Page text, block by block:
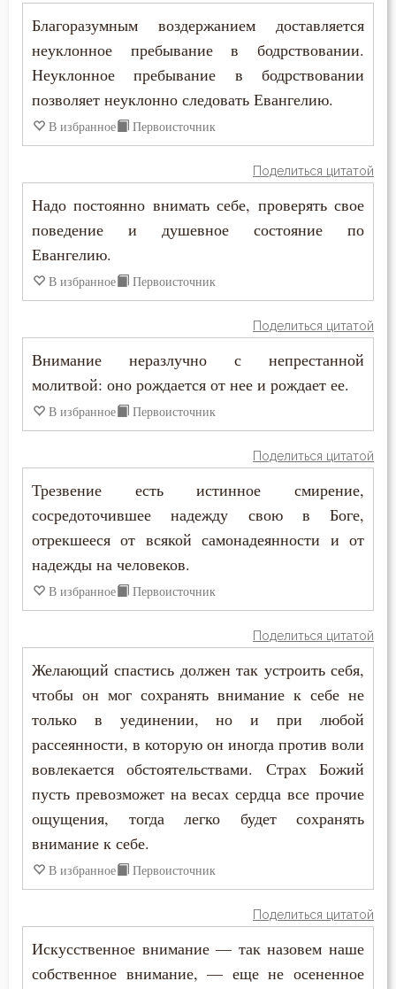
Священники
Сердце
Скромность
Слава
Славолюбие
Служение Богу
Смертная память
Смерть душевная
Смирение
Смысл жизни
Соблазн
Совершенство
Совесть
Совет
Созерцание
Сокрушение
Сомнение
Сон
Сострадание
Спасение
Благоразумным воздержанием доставляется
неуклонное пребывание в бодрствовании.
Неуклонное пребывание в бодрствовании
позволяет неуклонно следовать Евангелию.
В избранное Первоисточник
Поделиться цитатой
Надо постоянно внимать себе, проверять свое
поведение и душевное состояние по
Евангелию.
В избранное Первоисточник
Поделиться цитатой
Внимание неразлучно с непрестанной
молитвой: оно рождается от нее и рождает ее.
В избранное Первоисточник
Поделиться цитатой
Трезвение есть истинное смирение,
сосредоточившее надежду свою в Боге,
отрекшееся от всякой самонадеянности и от
надежды на человеков.
В избранное Первоисточник
Поделиться цитатой
Желающий спастись должен так устроить себя,
чтобы он мог сохранять внимание к себе не
только в уединении, но и при любой
рассеянности, в которую он иногда против воли
вовлекается обстоятельствами. Страх Божий
пусть превозможет на весах сердца все прочие
ощущения, тогда легко будет сохранять
внимание к себе.
В избранное Первоисточник
Поделиться цитатой
Искусственное внимание — так назовем наше
собственное внимание, — еще не осененное